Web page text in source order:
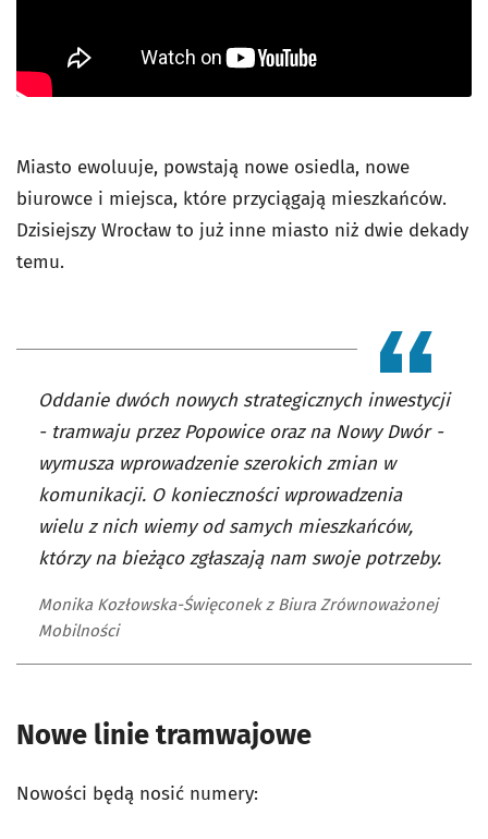
Miasto ewoluuje, powstają nowe osiedla, nowe
biurowce i miejsca, które przyciągają mieszkańców.
Dzisiejszy Wrocław to już inne miasto niż dwie dekady
temu.
Oddanie dwóch nowych strategicznych inwestycji
- tramwaju przez Popowice oraz na Nowy Dwór -
wymusza wprowadzenie szerokich zmian w
komunikacji. O konieczności wprowadzenia
wielu z nich wiemy od samych mieszkańców,
którzy na bieżąco zgłaszają nam swoje potrzeby.
Monika Kozłowska-Święconek z Biura Zrównoważonej
Mobilności
Nowe linie tramwajowe
Nowości będą nosić numery: